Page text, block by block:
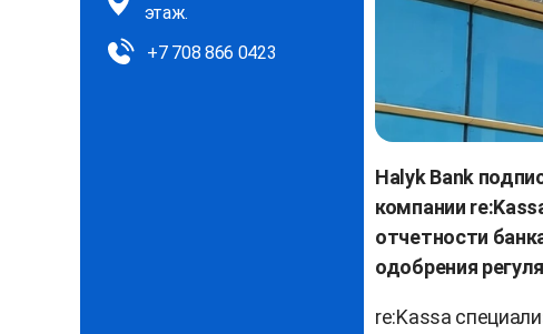
этаж.
+7 708 866 0423
Halyk Bank
компании
отчетности
одобрения
re:Kassa